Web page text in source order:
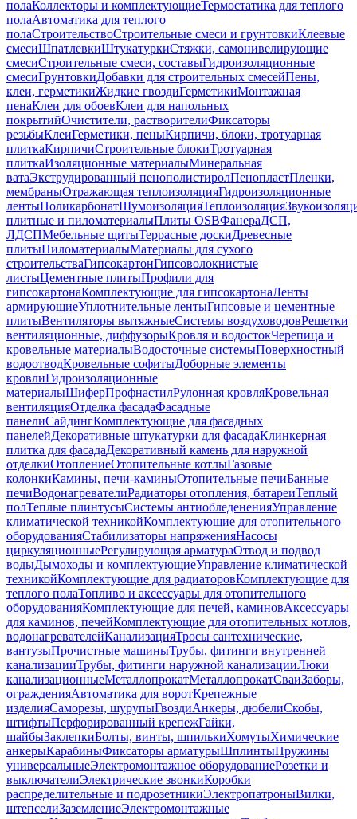
полаКоллекторы и комплектующиеТермостатика для теплого
полаАвтоматика для теплого
полаСтроительствоСтроительные смеси и грунтовкиКлеевые
смесиШпатлевкиШтукатуркиСтяжки, самонивелирующие
смесиСтроительные смеси, составыГидроизоляционные
смесиГрунтовкиДобавки для строительных смесейПены,
клеи, герметикиЖидкие гвоздиГерметикиМонтажная
пенаКлеи для обоевКлеи для напольных
покрытийОчистители, растворителиФиксаторы
резьбыКлеиГерметики, пеныКирпичи, блоки, тротуарная
плиткаКирпичиСтроительные блокиТротуарная
плиткаИзоляционные материалыМинеральная
ватаЭкструдированный пенополистиролПенопластПленки,
мембраныОтражающая теплоизоляцияГидроизоляционные
лентыПоликарбонатШумоизоляцияТеплоизоляция
плитные и пиломатериалыПлиты OSBФанераДСП,
ЛДСПМебельные щитыТеррасные доскиДревесные
плитыПиломатериалыМатериалы для сухого
строительстваГипсокартонГипсоволокнистые
листыЦементные плитыПрофили для
гипсокартонаКомплектующие для гипсокартонаЛенты
армирующиеУплотнительные лентыГипсовые и цементные
плитыВентиляторы вытяжныеСистемы воздуховодовРешетки
вентиляционные, диффузорыКровля и водостокЧерепица и
кровельные материалыВодосточные системыПоверхностный
водоотводКровельные софитыДоборные элементы
кровлиГидроизоляционные
материалыШиферПрофнастилРулонная кровляКровельная
вентиляцияОтделка фасадаФасадные
панелиСайдингКомплектующие для фасадных
панелейДекоративные штукатурки для фасадаКлинкерная
плитка для фасадаДекоративный камень для наружной
отделкиОтоплениеОтопительные котлыГазовые
колонкиКамины, печи-каминыОтопительные печиБанные
печиВодонагревателиРадиаторы отопления, батареиТеплый
полТеплые плинтусыСистемы антиобледененияУправление
климатической техникойКомплектующие для отопительного
оборудованияСтабилизаторы напряженияНасосы
циркуляционныеРегулирующая арматураОтвод и подвод
водыДымоходы и комплектующиеУправление климатической
техникойКомплектующие для радиаторовКомплектующие для
теплого полаТопливо и аксессуары для отопительного
оборудованияКомплектующие для печей, каминовАксессуары
для каминов, печейКомплектующие для отопительных котлов,
водонагревателейКанализацияТросы сантехнические,
вантузыПрочистные машиныТрубы, фитинги внутренней
канализацииТрубы, фитинги наружной канализацииЛюки
канализационныеМеталлопрокатМеталлопрокатСваиЗаборы,
огражденияАвтоматика для воротКрепежные
изделияСаморезы, шурупыГвоздиАнкеры, дюбелиСкобы,
штифтыПерфорированный крепежГайки,
шайбыЗаклепкиБолты, винты, шпилькиХомутыХимические
анкерыКарабиныФиксаторы арматурыШплинтыПружины
универсальныеЭлектромонтажное оборудованиеРозетки и
выключателиЭлектрические звонкиКоробки
распределительные и подрозетникиЭлектропатроныВилки,
штепселиЗаземлениеЭлектромонтажные